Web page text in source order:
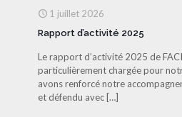
1 juillet 2026
Rapport d’activité 2025
Le rapport d’activité 2025 de
particulièrement chargée pour
avons renforcé notre
et défendu avec […]